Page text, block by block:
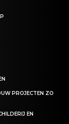
PROJECTEN ZO
EN